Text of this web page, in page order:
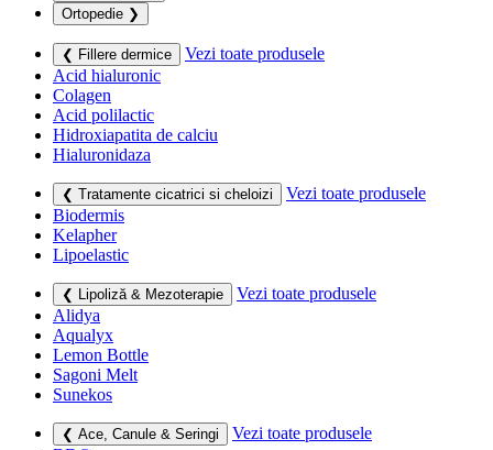
Ortopedie ❯
❮ Fillere dermice
Vezi toate produsele
Acid hialuronic
Colagen
Acid polilactic
Hidroxiapatita de calciu
Hialuronidaza
❮ Tratamente cicatrici si cheloizi
Vezi toate produsele
Biodermis
Kelapher
Lipoelastic
❮ Lipoliză & Mezoterapie
Vezi toate produsele
Alidya
Aqualyx
Lemon Bottle
Sagoni Melt
Sunekos
❮ Ace, Canule & Seringi
Vezi toate produsele